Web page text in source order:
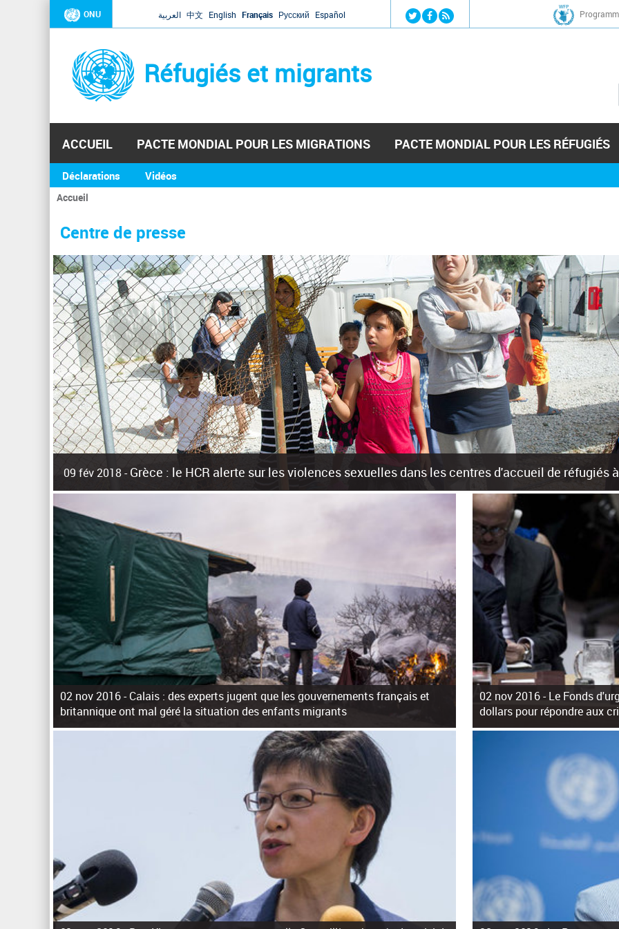
Jump to navigation
ONU العربية 中文 English Français Русский Español
Réfugiés et migrants
ACCUEIL PACTE MONDIAL POUR LES MIGRATIONS PACTE MONDIAL POUR LES RÉFUGIÉS
Déclarations Vidéos
Vous
ici
Accueil
Centre de presse
09 fév 2018 - Grèce : le HCR alerte sur les violences sexuelles dans les centres d'accueil de réfugiés
La surpopulation des centres d'accueil de réfugiés et migrants sur les îles grecques est source de violences et de harcèlement
Unies pour
02 nov 2016 -Calais : des experts jugent que les gouvernements français et
britannique ont mal géré la situation des enfants migrants
02 nov 2016 -Le Fonds
dollars pour répondre aux